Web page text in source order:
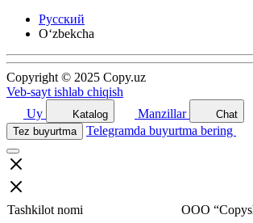
Русский
O‘zbekcha
Copyright © 2025 Copy.uz
Veb-sayt ishlab chiqish
Uy
Katalog Manzillar
Chat
Tez buyurtma
Telegramda buyurtma bering
Tashkilot nomi
ООО